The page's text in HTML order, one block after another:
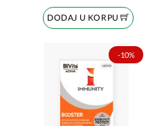
DODAJ U KORPU
-10%